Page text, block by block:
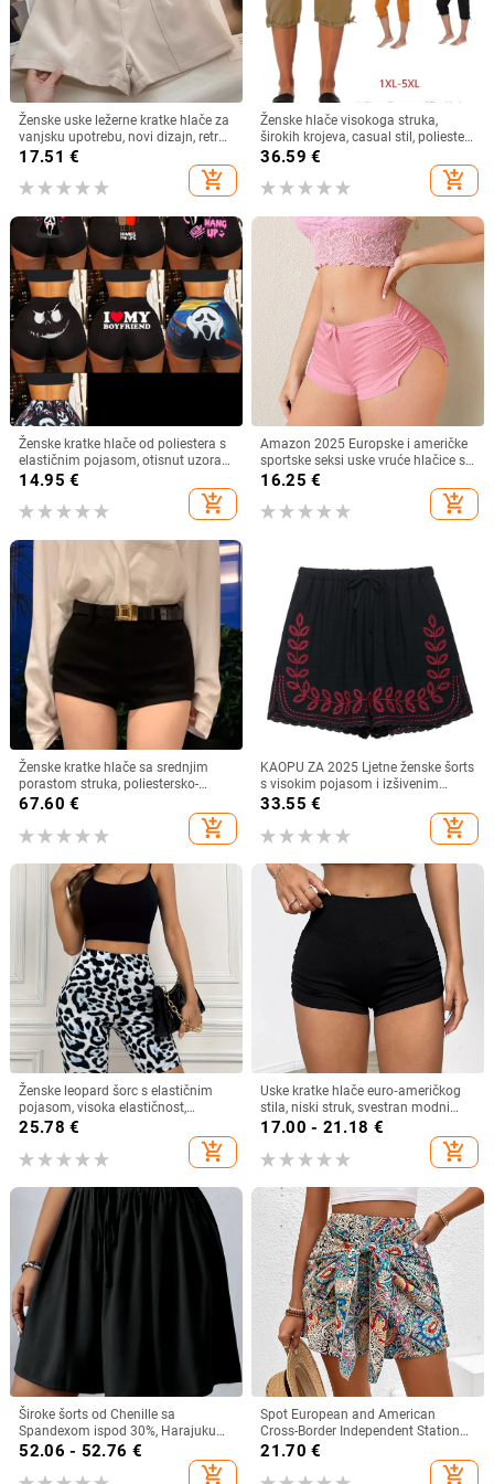
Ženske uske ležerne kratke hlače za
vanjsku upotrebu, novi dizajn, retro,
jednostavne, visokog struka, A-
17.51 €
add_shopping_cart
Ženske hlače visokoga struka,
širokih krojeva, casual stil, poliester
materijal, postotak 50-70%, proljeće
36.59 €
add_shopping_cart
Ženske kratke hlače od poliestera s
elastičnim pojasom, otisnut uzorak,
joga stil (Polyester 95%+)
14.95 €
add_shopping_cart
Amazon 2025 Europske i američke
sportske seksi uske vruće hlačice s
mašnom, fitness i joga, modne
džemperima
16.25 €
add_shopping_cart
Ženske kratke hlače sa srednjim
porastom struka, poliestersko-
spandeks mješavina,
67.60 €
add_shopping_cart
KAOPU ZA 2025 Ljetne ženske šorts
s visokim pojasom i izšivenim
uzorkom u europsko-američkom
33.55 €
add_shopping_cart
Ženske leopard šorc s elastičnim
pojasom, visoka elastičnost,
materijal poliester + spandeks
(95%+ poliester), Milk Silk tkanina,
casual stil
25.78 €
add_shopping_cart
Uske kratke hlače euro‑američkog
stila, niski struk, svestran modni
komad
17.00 - 21.18 €
add_shopping_cart
Široke šorts od Chenille sa
Spandexom ispod 30%, Harajuku
stil – japansko-korejski opušteni
52.06 - 52.76 €
add_shopping_cart
Spot European and American
Cross-Border Independent Station
Temu Amazon Printed High
Structure Short, Boemic Style Short
21.70 €
add_shopping_cart